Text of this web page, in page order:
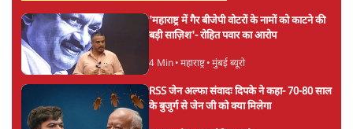
सर्वाधिक पढ़ी गयी खबरें
बड़ी साज़िश'- रोहित पवार का आरोप
4 Min•महाराष्ट्र•मुंबई ब्यूरो